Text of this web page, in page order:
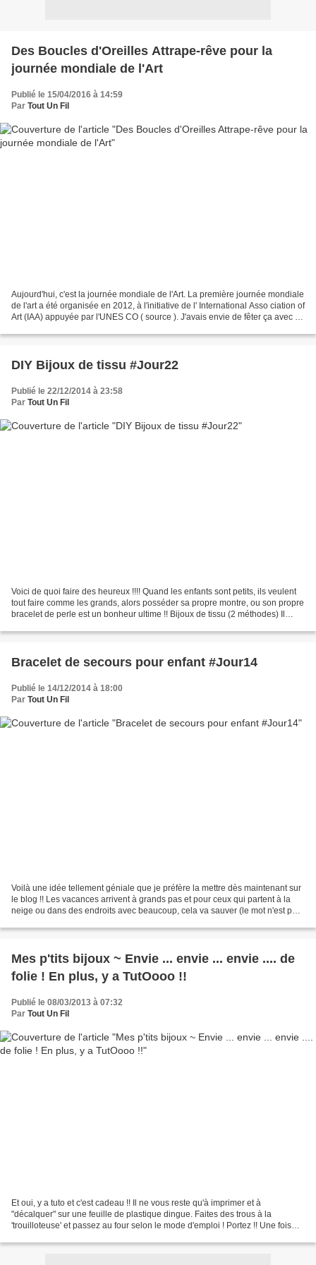
Des Boucles d'Oreilles Attrape-rêve pour la
journée mondiale de l'Art
Publié le 15/04/2016 à 14:59
Par Tout Un Fil
Aujourd'hui, c'est la journée mondiale de l'Art. La première journée mondiale
de l'art a été organisée en 2012, à l'initiative de l' International Asso ciation of
Art (IAA) appuyée par l'UNES CO ( source ). J'avais envie de fêter ça avec un
DIY Bijoux de tissu #Jour22
Publié le 22/12/2014 à 23:58
Par Tout Un Fil
Voici de quoi faire des heureux !!!! Quand les enfants sont petits, ils veulent
tout faire comme les grands, alors posséder sa propre montre, ou son propre
bracelet de perle est un bonheur ultime !! Bijoux de tissu (2 méthodes) Il
Bracelet de secours pour enfant #Jour14
Publié le 14/12/2014 à 18:00
Par Tout Un Fil
Voilà une idée tellement géniale que je préfère la mettre dès maintenant sur
le blog !! Les vacances arrivent à grands pas et pour ceux qui partent à la
neige ou dans des endroits avec beaucoup, cela va sauver (le mot n'est pas
Mes p'tits bijoux ~ Envie ... envie ... envie .... de
folie ! En plus, y a TutOooo !!
Publié le 08/03/2013 à 07:32
Par Tout Un Fil
Et oui, y a tuto et c'est cadeau !! Il ne vous reste qu'à imprimer et à
"décalquer" sur une feuille de plastique dingue. Faites des trous à la
'trouilloteuse' et passez au four selon le mode d'emploi ! Portez !! Une fois